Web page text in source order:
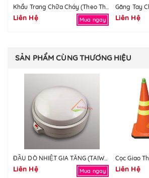
Khẩu Trang Chữa Cháy (Theo Thông Tư Số 48/2015)
Liên Hệ Mua ngay Liên Hệ
SẢN PHẨM CÙNG THƯƠNG HIỆU
ĐẦU DÒ NHIỆT GIA TĂNG (TAIWAN)
Liên Hệ Mua ngay Liên Hệ